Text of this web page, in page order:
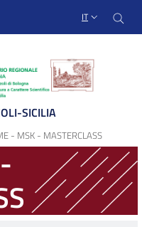
IT
SICILIA
- MSK - MASTERCLASS